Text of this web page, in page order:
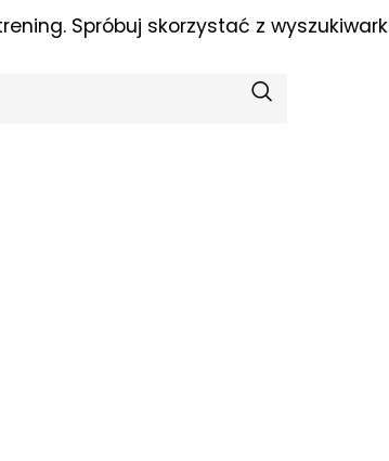
Spróbuj skorzystać z